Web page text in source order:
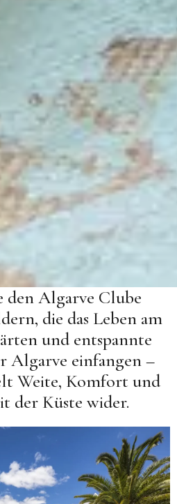
den Algarve Clube
die das Leben am
und entspannte
Algarve einfangen –
Weite, Komfort und
der Küste wider.